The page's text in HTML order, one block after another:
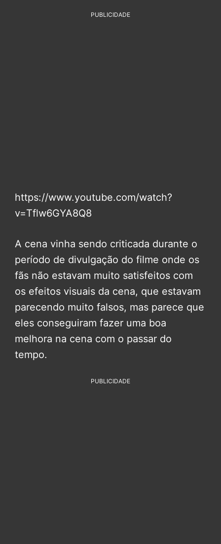
PUBLICIDADE
https://www.youtube.com/watch?
v=Tflw6GYA8Q8
A cena vinha sendo criticada durante o
período de divulgação do filme onde os
fãs não estavam muito satisfeitos com
os efeitos visuais da cena, que estavam
parecendo muito falsos, mas parece que
eles conseguiram fazer uma boa
melhora na cena com o passar do
tempo.
PUBLICIDADE